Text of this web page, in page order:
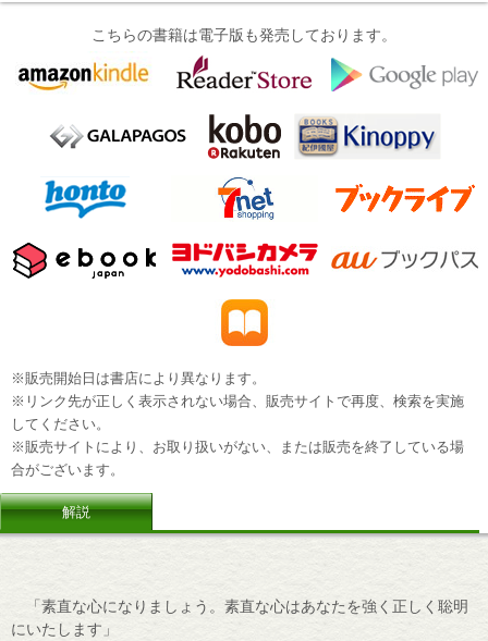
こちらの書籍は電子版も発売しております。
※販売開始日は書店により異なります。
※リンク先が正しく表示されない場合、販売サイトで再度、検索を実施
してください。
※販売サイトにより、お取り扱いがない、または販売を終了している場
合がございます。
解説
「素直な心になりましょう。素直な心はあなたを強く正しく聡明
にいたします」